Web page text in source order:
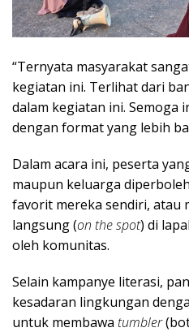
“Ternyata masyarakat
kegiatan ini. Terlihat dari
dalam kegiatan ini. Semoga
dengan format yang lebih
Dalam acara ini, peserta
maupun keluarga
favorit mereka sendiri, atau
langsung (on the spot) di
oleh komunitas.
Selain kampanye literasi,
kesadaran lingkungan
untuk membawa tumbler